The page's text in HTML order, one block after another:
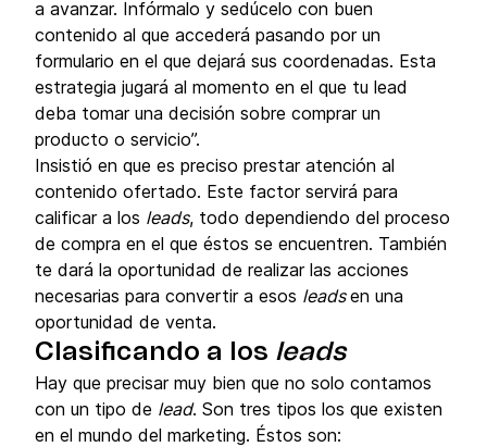
a avanzar. Infórmalo y sedúcelo con buen
contenido al que accederá pasando por un
formulario en el que dejará sus coordenadas. Esta
estrategia jugará al momento en el que tu lead
deba tomar una decisión sobre comprar un
producto o servicio”.
Insistió en que es preciso prestar atención al
contenido ofertado. Este factor servirá para
calificar a los leads, todo dependiendo del proceso
de compra en el que éstos se encuentren. También
te dará la oportunidad de realizar las acciones
necesarias para convertir a esos leadsen una
oportunidad de venta.
Clasificando a los leads
Hay que precisar muy bien que no solo contamos
con un tipo de lead. Son tres tipos los que existen
en el mundo del marketing. Éstos son: